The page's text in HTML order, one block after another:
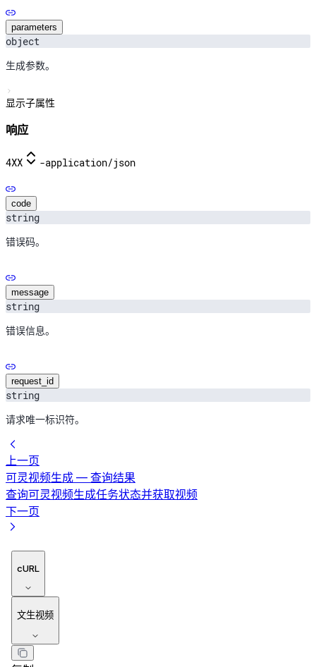
parameters
object
生成参数。
显示子属性
响应
4XX -application/json
code
string
错误码。
message
string
错误信息。
request_id
string
请求唯一标识符。
上一页
可灵视频生成 — 查询结果
查询可灵视频生成任务状态并获取视频
下一页
cURL
文生视频